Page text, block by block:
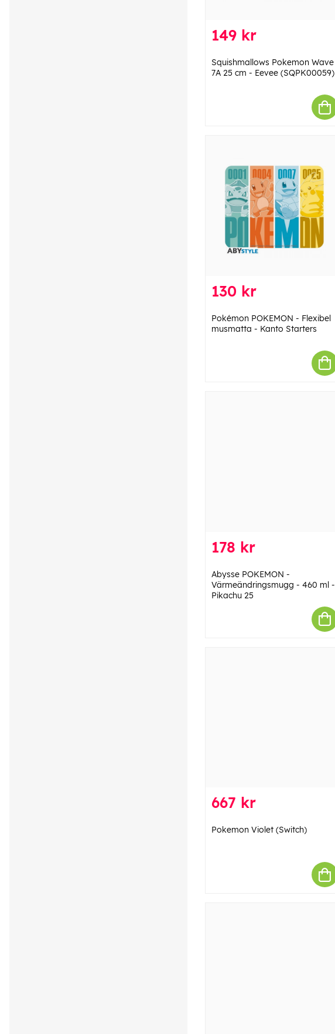
149 kr
Squishmallows Pokemon Wave
7A 25 cm - Eevee (SQPK00059)
130 kr
Pokémon POKEMON - Flexibel
musmatta - Kanto Starters
178 kr
Abysse POKEMON -
Värmeändringsmugg - 460 ml -
Pikachu 25
667 kr
Pokemon Violet (Switch)